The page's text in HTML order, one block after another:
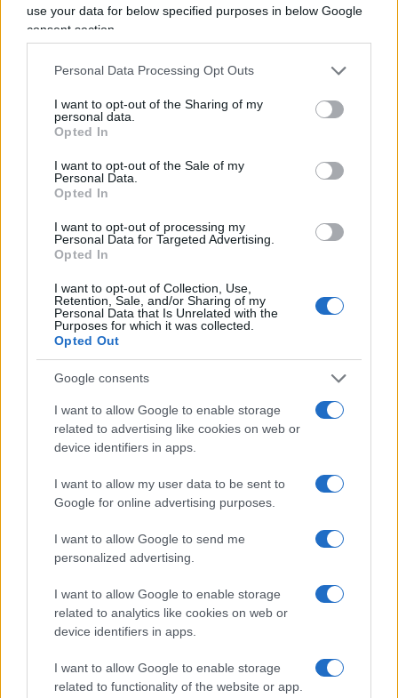
use your data for below specified purposes in below Google
consent section.
Personal Data Processing Opt Outs
I want to opt-out of the Sharing of my
personal data.
Opted In
I want to opt-out of the Sale of my
Personal Data.
Opted In
I want to opt-out of processing my
Personal Data for Targeted Advertising.
Opted In
I want to opt-out of Collection, Use,
Retention, Sale, and/or Sharing of my
Personal Data that Is Unrelated with the
Purposes for which it was collected.
Opted Out
Google consents
I want to allow Google to enable storage
related to advertising like cookies on web or
device identifiers in apps.
I want to allow my user data to be sent to
Google for online advertising purposes.
I want to allow Google to send me
personalized advertising.
I want to allow Google to enable storage
related to analytics like cookies on web or
device identifiers in apps.
I want to allow Google to enable storage
related to functionality of the website or app.
Tra inchieste, querele e sospensioni, Vannacci
continua ad essereprotagonista della scena
pubblica
. Che quella del suo libro
“Il mondo al
stata o meno una strategia per una certa
campagna politica, non è dato sapere… si
possono fare, come si son già fatte, ampie
congetture, ma questo poco importa.
Il cuore della questione è un altro. Comprendere il
senso della gogna. Sospeso il militare, rimane
l’uomo, il cittadino. Perché continua imperterrita,
dunque, l’ostilità nei suoi confronti? E come mai
tanto clamore arriva proprio da quella sinistra che
ha fatto sempre – questo è ciò che crede – della
“democrazia” la propria bandiera?
Come dimenticare quel “linguaggio inclusivo”
lgbtqia+(e chi più ne ha, più ne metta!) che sta
distruggendo la lingua italiana, sostenuto dal
Partito democratico? Ormai arrivano lettere e mail
dalle più varie istituzioni o università in cui un
), perché “dobbiamo essere inclusivi” e
rispettare chi non si identifichi in una certa
chiede di essere chiamatailpresidente e non